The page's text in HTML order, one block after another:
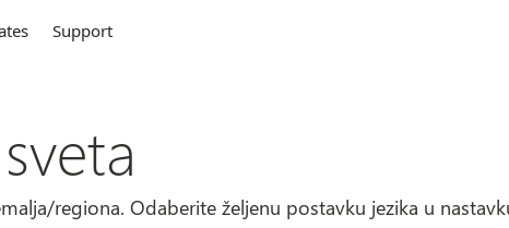
Support
regiona. Odaberite željenu postavku jezika u